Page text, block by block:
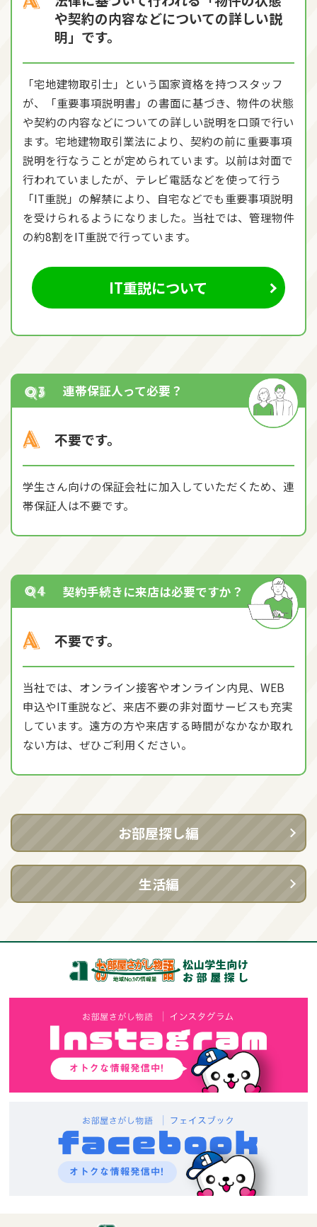
や契約の内容などについての詳しい説
明」です。
「宅地建物取引士」という国家資格を持つスタッフ
が、「重要事項説明書」の書面に基づき、物件の状態
や契約の内容などについての詳しい説明を口頭で行い
ます。宅地建物取引業法により、契約の前に重要事項
説明を行なうことが定められています。以前は対面で
行われていましたが、テレビ電話などを使って行う
「IT重説」の解禁により、自宅などでも重要事項説明
を受けられるようになりました。当社では、管理物件
の約8割をIT重説で行っています。
IT重説について
連帯保証人って必要？
不要です。
学生さん向けの保証会社に加入していただくため、連
帯保証人は不要です。
契約手続きに来店は必要ですか？
不要です。
当社では、オンライン接客やオンライン内見、WEB
申込やIT重説など、来店不要の非対面サービスも充実
しています。遠方の方や来店する時間がなかなか取れ
ない方は、ぜひご利用ください。
お部屋探し編
生活編